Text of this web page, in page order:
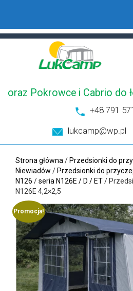
oraz Pokrowce i Cabrio do
+48 791
lukcamp@wp.pl
Strona główna / Przedsionki do
Niewiadów / Przedsionki do
N126 /seria N126E / D / ET/
N126E 4,2×2,5
Promocja!